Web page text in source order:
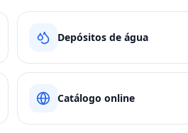
Depósitos de água
Catálogo online